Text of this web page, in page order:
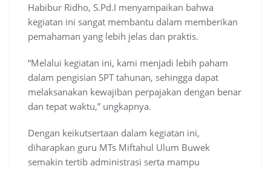
Habibur Ridho, S.Pd.I menyampaikan bahwa
kegiatan ini sangat membantu dalam memberikan
pemahaman yang lebih jelas dan praktis.
“Melalui kegiatan ini, kami menjadi lebih paham
dalam pengisian SPT tahunan, sehingga dapat
melaksanakan kewajiban perpajakan dengan benar
dan tepat waktu,” ungkapnya.
Dengan keikutsertaan dalam kegiatan ini,
diharapkan guru MTs Miftahul Ulum Buwek
semakin tertib administrasi serta mampu